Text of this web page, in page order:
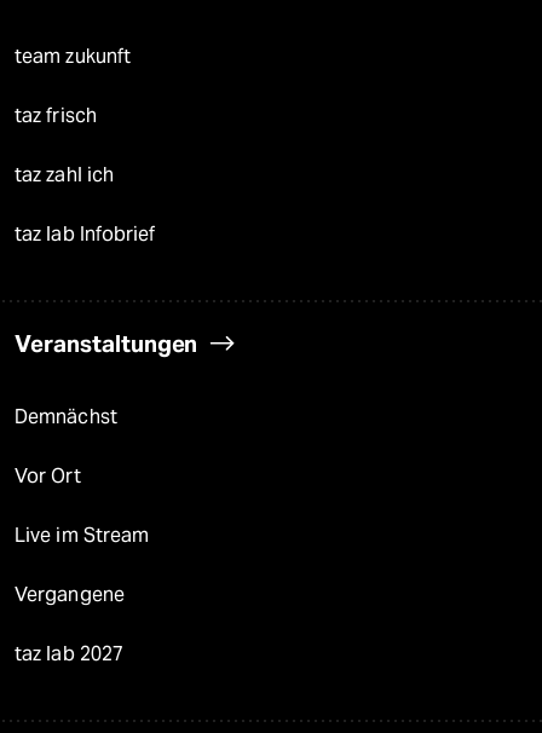
team zukunft
taz frisch
taz zahl ich
taz lab Infobrief
Veranstaltungen
Demnächst
Vor Ort
Live im Stream
Vergangene
taz lab 2027